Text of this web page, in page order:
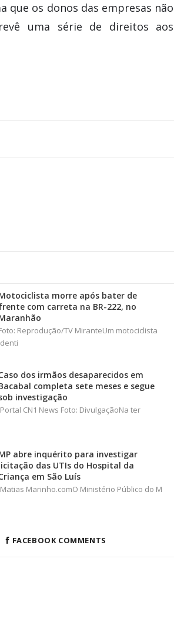
que os donos das empresas não
uma série de direitos aos
morre após bater de
com carreta na BR-222, no
Reprodução/TV MiranteUm motociclista
dos irmãos desaparecidos em
completa sete meses e segue
investigação
Portal CN1 News Foto: DivulgaçãoNa ter
abre inquérito para investigar
das UTIs do Hospital da
em São Luís
Matias Marinho.comO Ministério Público do M
FACEBOOK COMMENTS